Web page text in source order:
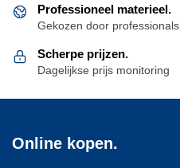
Professioneel materieel.
Gekozen door professionals
Scherpe prijzen.
Dagelijkse prijs monitoring
Online kopen.